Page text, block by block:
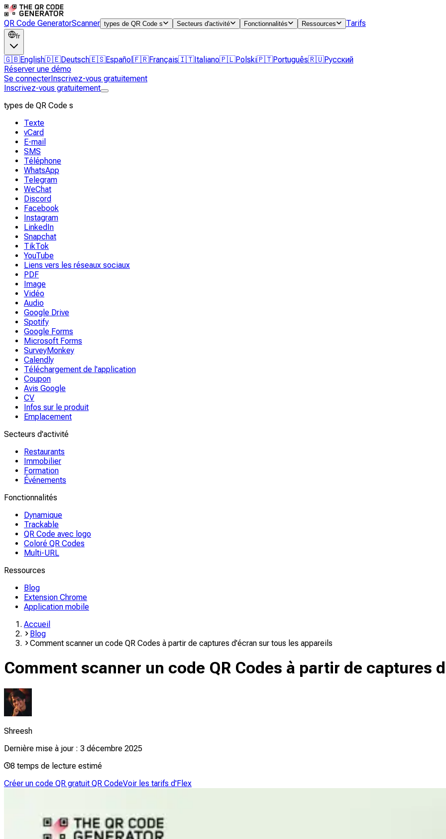
QR Code GeneratorScanner types de QR Code s Secteurs d'activité Fonctionnalités Ressources Tarifs
fr
🇬🇧English🇩🇪Deutsch🇪🇸Español 🇫🇷Français🇮🇹Italiano🇵🇱Polski🇵🇹Português🇷🇺Русский
Réserver une démo
Se connecterInscrivez-vous gratuitement
Inscrivez-vous gratuitement
types de QR Code s
Texte
vCard
E-mail
SMS
Téléphone
WhatsApp
Telegram
WeChat
Discord
Facebook
Instagram
LinkedIn
Snapchat
TikTok
YouTube
Liens vers les réseaux sociaux
PDF
Image
Vidéo
Audio
Google Drive
Spotify
Google Forms
Microsoft Forms
SurveyMonkey
Calendly
Téléchargement de l'application
Coupon
Avis Google
CV
Infos sur le produit
Emplacement
Secteurs d'activité
Restaurants
Immobilier
Formation
Événements
Fonctionnalités
Dynamique
Trackable
QR Code avec logo
Coloré QR Codes
Multi-URL
Ressources
Blog
Extension Chrome
Application mobile
Accueil
Blog
Comment scanner un code QR Codes à partir de captures d'écran sur tous les appareils
Comment scanner un code QR Codes à partir de captures
Shreesh
Dernière mise à jour : 3 décembre 2025
8 temps de lecture estimé
Créer un code QR gratuit QR CodeVoir les tarifs d'Flex